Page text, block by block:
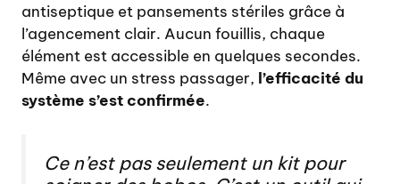
antiseptique et pansements stériles grâce à
l’agencement clair. Aucun fouillis, chaque
élément est accessible en quelques secondes.
Même avec un stress passager, l’efficacité du
système s’est confirmée.
Ce n’est pas seulement un kit pour